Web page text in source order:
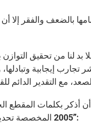
بالضعف والفقر إلا
لنا من تحقيق التوازن
تجارب إيجابية
أذكر بكلمات المقطع
2005 المخصصة تحديداً لـ “التطور السريع في وسائل الاتصالات الاجتماعية”: